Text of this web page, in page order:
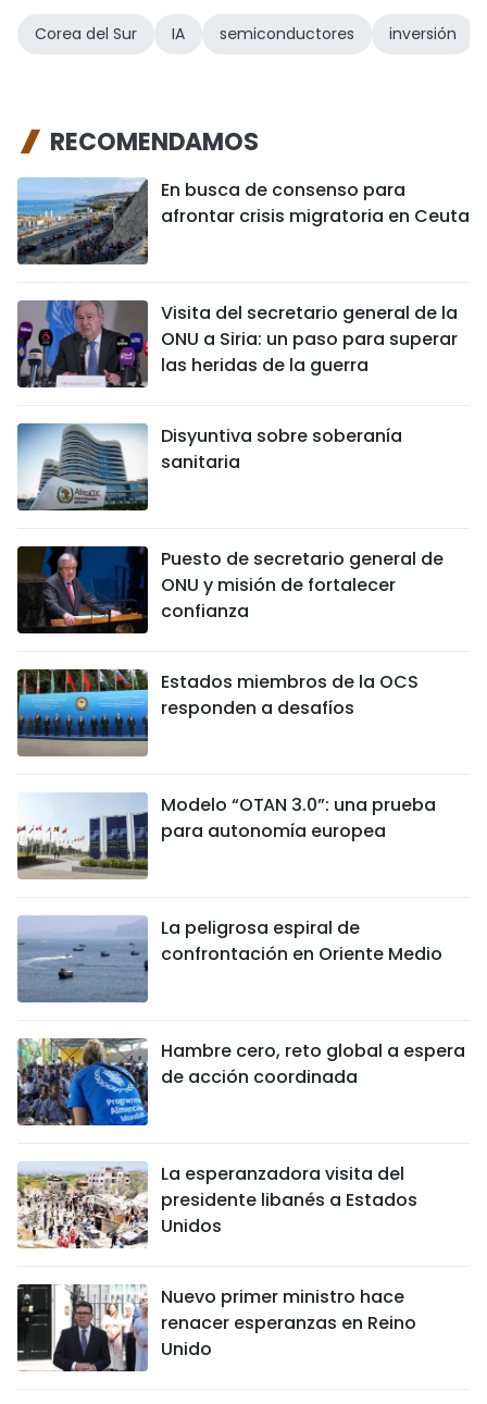
Corea del Sur IA semiconductores inversión
RECOMENDAMOS
En busca de consenso para
afrontar crisis migratoria en Ceuta
Visita del secretario general de la
ONU a Siria: un paso para superar
las heridas de la guerra
Disyuntiva sobre soberanía
sanitaria
Puesto de secretario general de
ONU y misión de fortalecer
confianza
Estados miembros de la OCS
responden a desafíos
Modelo “OTAN 3.0”: una prueba
para autonomía europea
La peligrosa espiral de
confrontación en Oriente Medio
Hambre cero, reto global a espera
de acción coordinada
La esperanzadora visita del
presidente libanés a Estados
Unidos
Nuevo primer ministro hace
renacer esperanzas en Reino
Unido